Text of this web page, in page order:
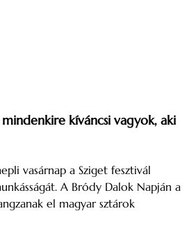
mindenkire kíváncsi vagyok, aki
vasárnap a Sziget fesztivál
A Bródy Dalok Napján a
el magyar sztárok